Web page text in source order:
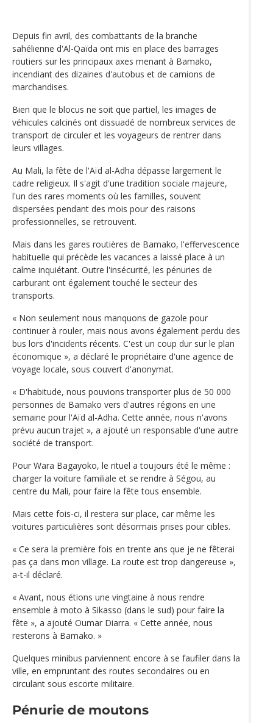
Depuis fin avril, des combattants de la branche
sahélienne d'Al-Qaïda ont mis en place des barrages
routiers sur les principaux axes menant à Bamako,
incendiant des dizaines d'autobus et de camions de
marchandises.
Bien que le blocus ne soit que partiel, les images de
véhicules calcinés ont dissuadé de nombreux services de
transport de circuler et les voyageurs de rentrer dans
leurs villages.
Au Mali, la fête de l'Aïd al-Adha dépasse largement le
cadre religieux. Il s'agit d'une tradition sociale majeure,
l'un des rares moments où les familles, souvent
dispersées pendant des mois pour des raisons
professionnelles, se retrouvent.
Mais dans les gares routières de Bamako, l'effervescence
habituelle qui précède les vacances a laissé place à un
calme inquiétant. Outre l'insécurité, les pénuries de
carburant ont également touché le secteur des
transports.
« Non seulement nous manquons de gazole pour
continuer à rouler, mais nous avons également perdu des
bus lors d'incidents récents. C'est un coup dur sur le plan
économique », a déclaré le propriétaire d'une agence de
voyage locale, sous couvert d'anonymat.
« D'habitude, nous pouvions transporter plus de 50 000
personnes de Bamako vers d'autres régions en une
semaine pour l'Aïd al-Adha. Cette année, nous n'avons
prévu aucun trajet », a ajouté un responsable d'une autre
société de transport.
Pour Wara Bagayoko, le rituel a toujours été le même :
charger la voiture familiale et se rendre à Ségou, au
centre du Mali, pour faire la fête tous ensemble.
Mais cette fois-ci, il restera sur place, car même les
voitures particulières sont désormais prises pour cibles.
« Ce sera la première fois en trente ans que je ne fêterai
pas ça dans mon village. La route est trop dangereuse »,
a-t-il déclaré.
« Avant, nous étions une vingtaine à nous rendre
ensemble à moto à Sikasso (dans le sud) pour faire la
fête », a ajouté Oumar Diarra. « Cette année, nous
resterons à Bamako. »
Quelques minibus parviennent encore à se faufiler dans la
ville, en empruntant des routes secondaires ou en
circulant sous escorte militaire.
Pénurie de moutons